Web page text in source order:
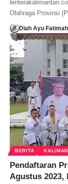
Olahraga Provinsi
Diah Ayu Fatimah
BERITA
Pendaftaran
Agustus